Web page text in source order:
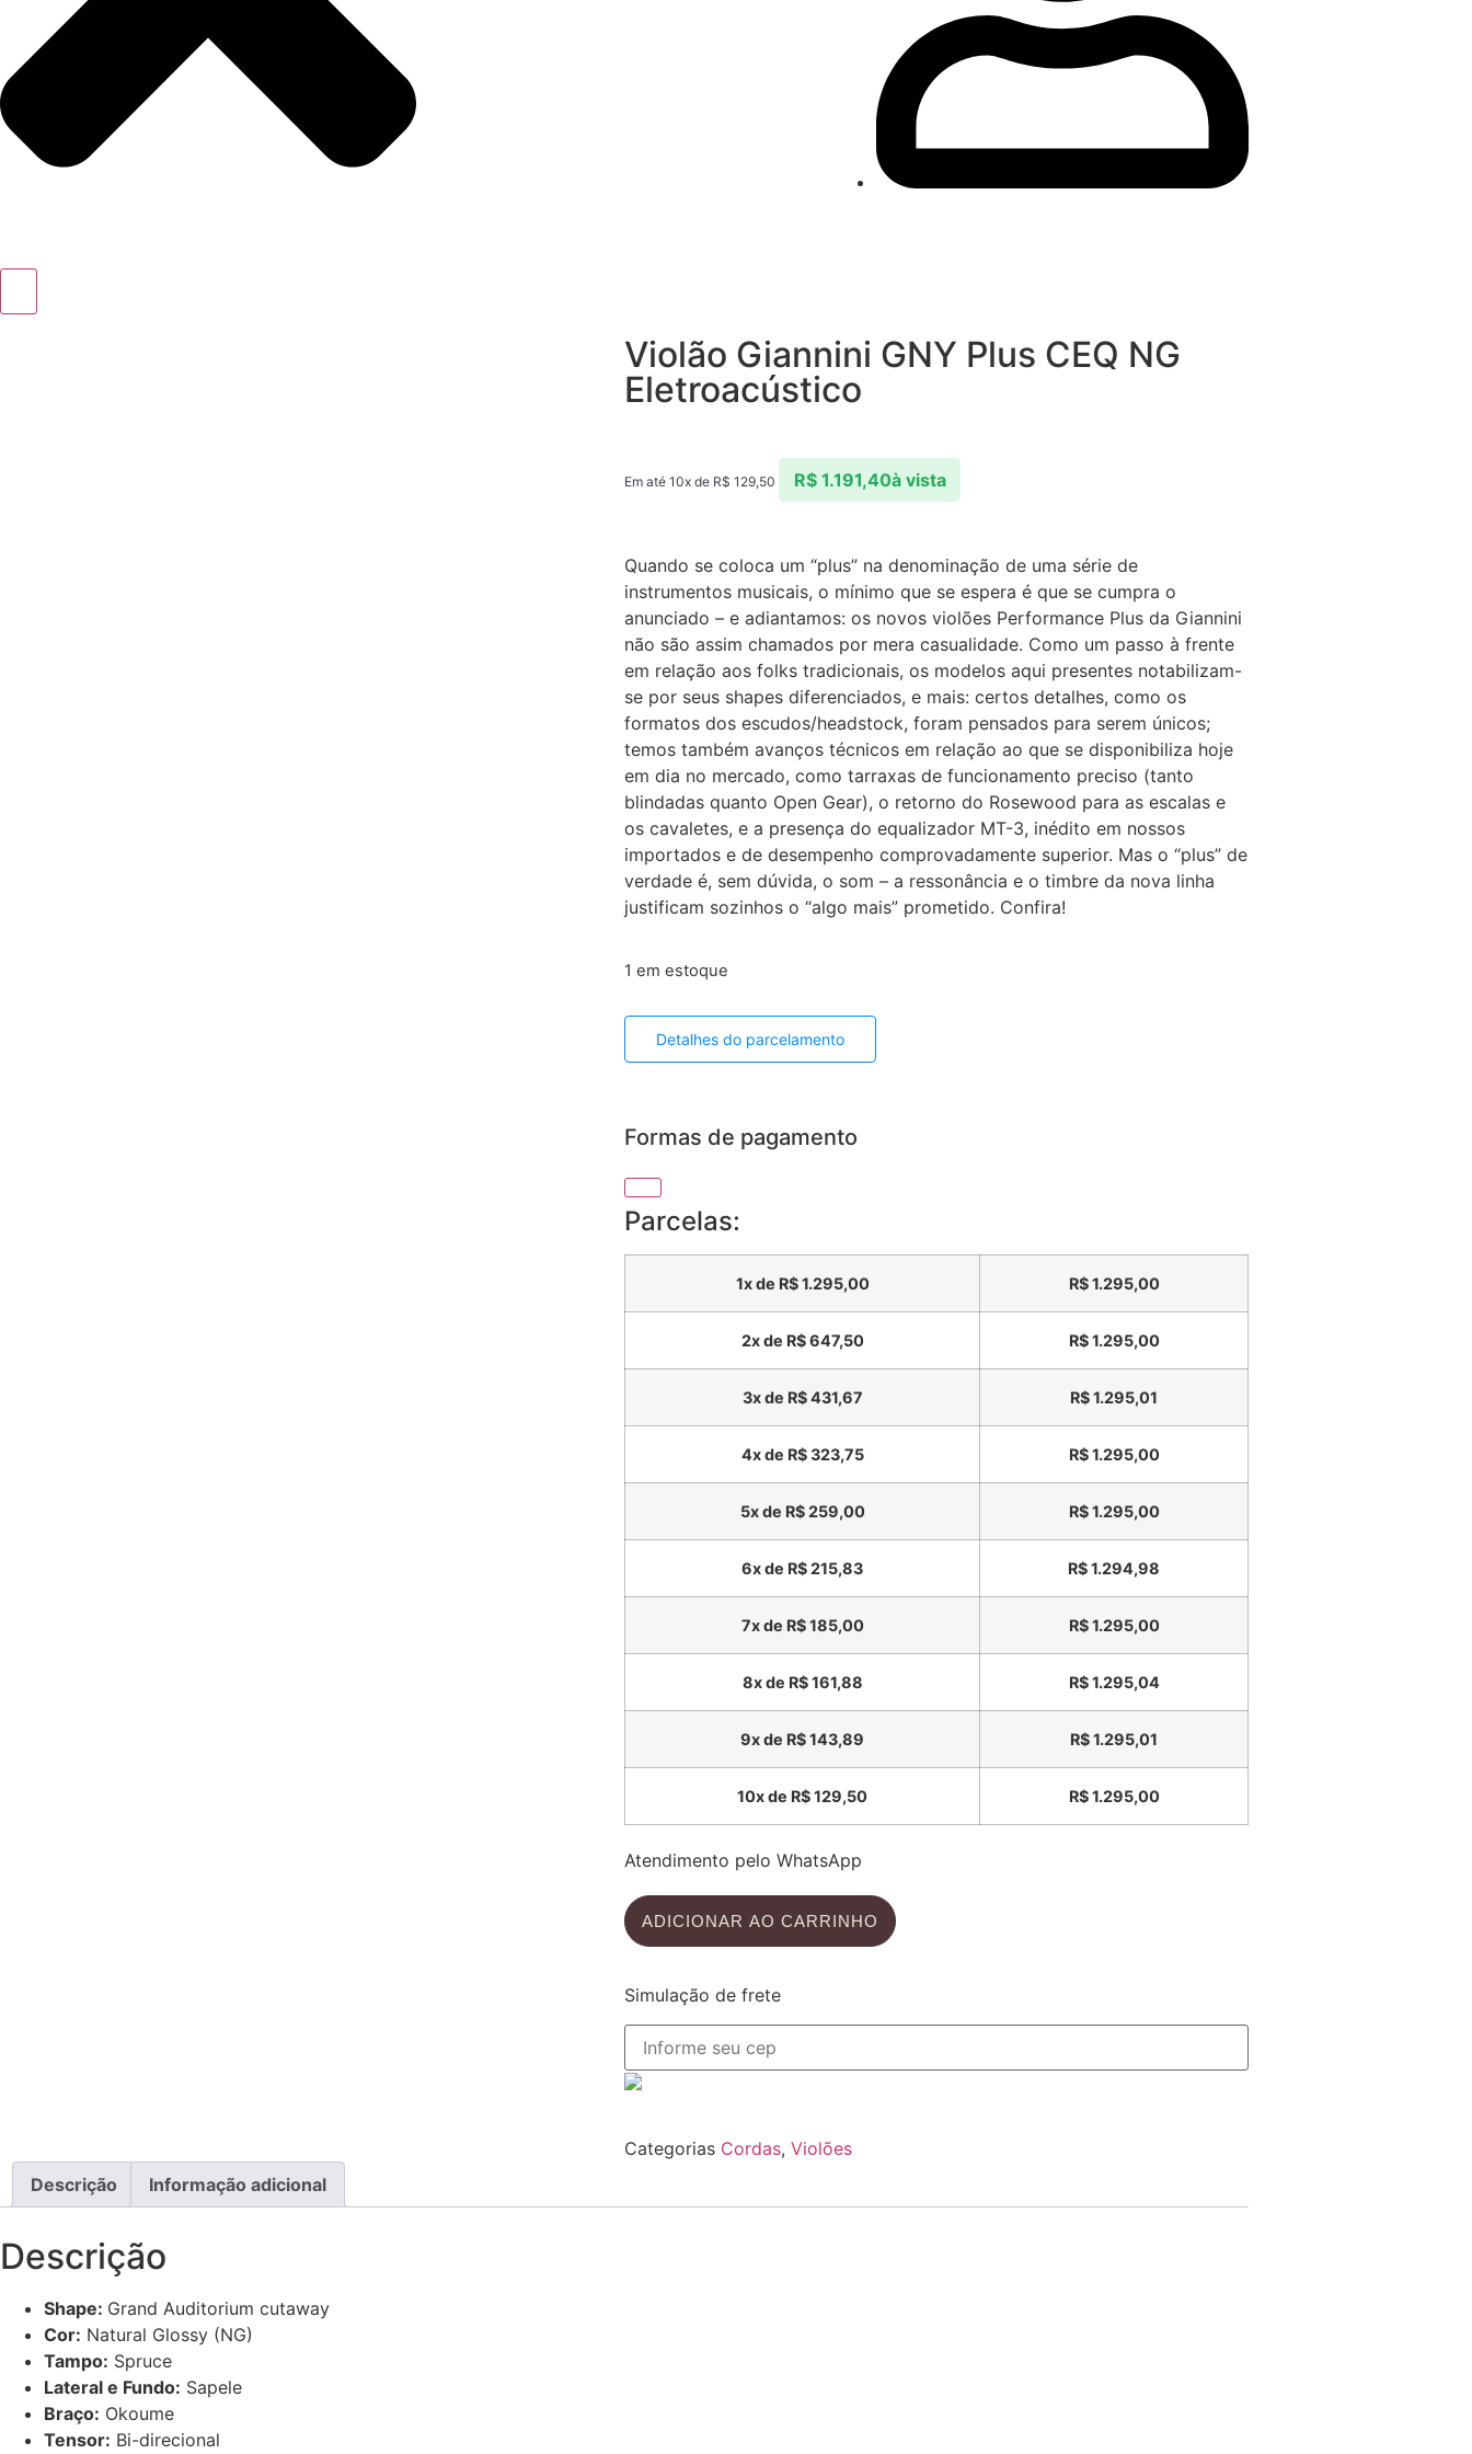
Violão Giannini GNY Plus CEQ NG
Eletroacústico
Em até 10x de R$ 129,50 R$1.191,40à vista
Quando se coloca um “plus” na denominação de uma série de
instrumentos musicais, o mínimo que se espera é que se cumpra o
anunciado – e adiantamos: os novos violões Performance Plus da Giannini
não são assim chamados por mera casualidade. Como um passo à frente
em relação aos folks tradicionais, os modelos aqui presentes notabilizam-
se por seus shapes diferenciados, e mais: certos detalhes, como os
formatos dos escudos/headstock, foram pensados para serem únicos;
temos também avanços técnicos em relação ao que se disponibiliza hoje
em dia no mercado, como tarraxas de funcionamento preciso (tanto
blindadas quanto Open Gear), o retorno do Rosewood para as escalas e
os cavaletes, e a presença do equalizador MT-3, inédito em nossos
importados e de desempenho comprovadamente superior. Mas o “plus” de
verdade é, sem dúvida, o som – a ressonância e o timbre da nova linha
justificam sozinhos o “algo mais” prometido. Confira!
1 em estoque
Detalhes do parcelamento
Formas de pagamento
Parcelas:
1x de R$1.295,00 R$1.295,00
2x de R$647,50 R$1.295,00
3x de R$431,67 R$1.295,01
4x de R$323,75 R$1.295,00
5x de R$259,00 R$1.295,00
6x de R$215,83 R$1.294,98
7x de R$185,00 R$1.295,00
8x de R$161,88 R$1.295,04
9x de R$143,89 R$1.295,01
10x de R$129,50 R$1.295,00
Atendimento pelo WhatsApp
ADICIONAR AO CARRINHO
Simulação de frete
Categorias Cordas, Violões
Descrição
Informação adicional
Descrição
Shape: Grand Auditorium cutaway
Cor: Natural Glossy (NG)
Tampo: Spruce
Lateral e Fundo: Sapele
Braço: Okoume
Tensor: Bi-direcional